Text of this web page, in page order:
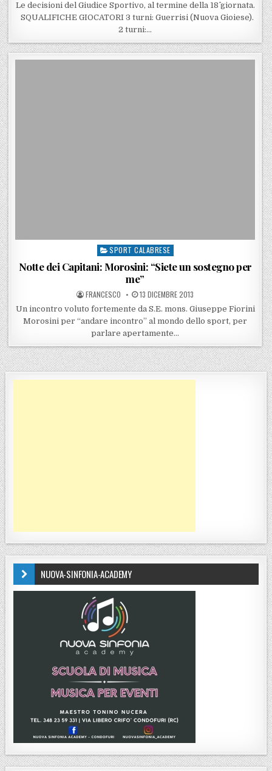
Le decisioni del Giudice Sportivo, al termine della 18^ giornata.
SQUALIFICHE GIOCATORI 3 turni: Guerrisi (Nuova Gioiese).
2 turni:…
Posted in
SPORT CALABRESE
Notte dei Capitani: Morosini: “Siete un sostegno per
me”
POSTED BY
FRANCESCO POSTED ON
13 DICEMBRE 2013
Un incontro voluto fortemente da S.E. mons. Giuseppe Fiorini
Morosini per “andare incontro” al mondo dello sport, per
parlare apertamente…
NUOVA-SINFONIA-ACADEMY